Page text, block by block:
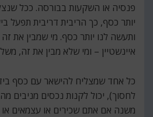
פנסיה או השקעות בבורסה. ככל
יותר כסף, כך הריבית דריבית תפעל
ותעשה לנו יותר כסף. מי שמבין את
איינשטיין – ומי שלא מבין את זה,
כל אחד שמצליח להישאר עם כסף
לחסוך), יכול לקנות נכסים מניבים
משנה אם אתם שכירים או עצמאים